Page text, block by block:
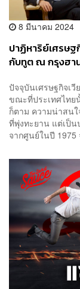
8 มีนาคม 2024
ปาฏิหาริย์เศรษ
กับทูต ณ กรุงฮา
ปัจจุบันเศรษฐกิจเ
ขณะที่ประเทศไทย
ก็ตาม ความน่าสนใ
ที่พุ่งทะยาน แต่เป็น
จากศูนย์ในปี